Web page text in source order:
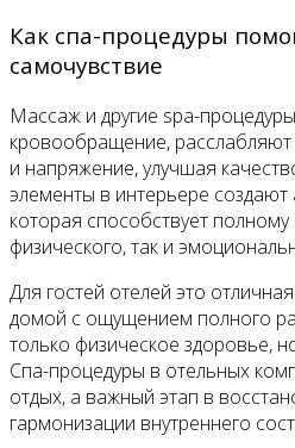
Как спа-процедуры
самочувствие
Массаж и другие spa-
кровообращение,
и напряжение, улучшая
элементы в интерьере
которая способствует
физического, так и
Для гостей отелей это
домой с ощущением полного
только физическое здоровье,
Спа-процедуры в отельных
отдых, а важный этап в
гармонизации внутреннего